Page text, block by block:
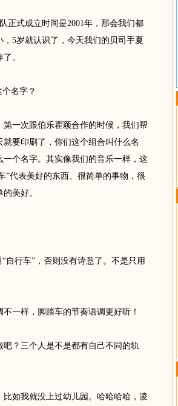
式成立时间是2001年，那会我们都
5岁就认识了，今天我们的贝司手夏
。
名字？
一次跟伯乐瞿颖合作的时候，我们帮
要印刷了，你们这个组合叫什么名
个名字。其实像我们的音乐一样，这
”代表美好的东西、很简单的事物，很
美好。
行车”，否则没有诗意了。不是只用
一样，脚踏车的节奏语调更好听！
？三个人是不是都有自己不同的轨
如我就没上过幼儿园。哈哈哈哈，凌